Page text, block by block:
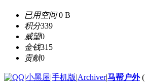
已用空间0 B
积分339
威望0
金钱315
贡献0
|小黑屋|手机版|Archiver|马帮户外(